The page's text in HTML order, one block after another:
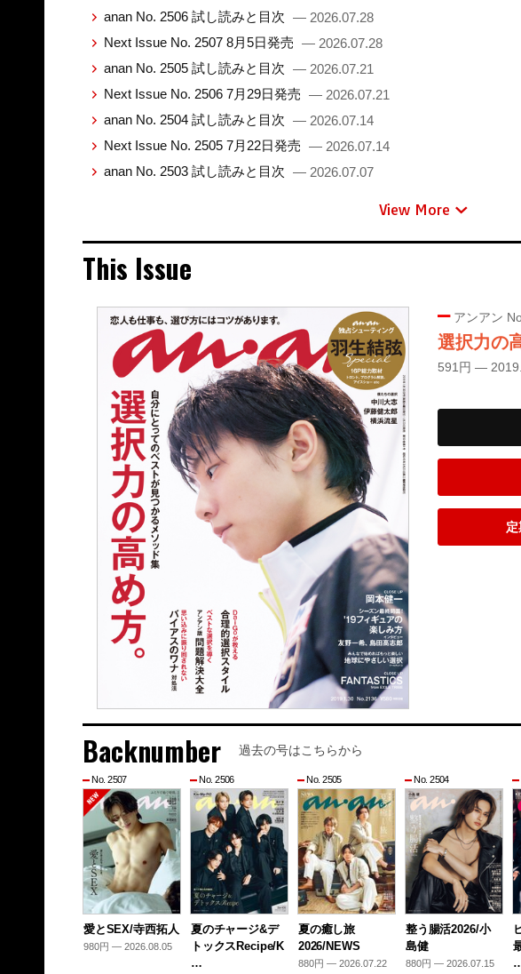
anan No. 2506 試し読みと目次 — 2026.07.28
Next Issue No. 2507 8月5日発売 — 2026.07.28
anan No. 2505 試し読みと目次 — 2026.07.21
Next Issue No. 2506 7月29日発売 — 2026.07.21
anan No. 2504 試し読みと目次 — 2026.07.14
Next Issue No. 2505 7月22日発売 — 2026.07.14
anan No. 2503 試し読みと目次 — 2026.07.07
View More
This Issue
アンアン
選択力の
591円 —
Backnumber 過去の号はこちらから
No. 2507
愛とSEX/寺西拓人
980円 — 2026.08.05
No. 2506
夏のチャージ&デ
トックスRecipe/K
…
No. 2505
夏の癒し旅
2026/NEWS
880円 — 2026.07.22
No. 2504
整う腸活2026/小
島健
880円 — 2026.07.15